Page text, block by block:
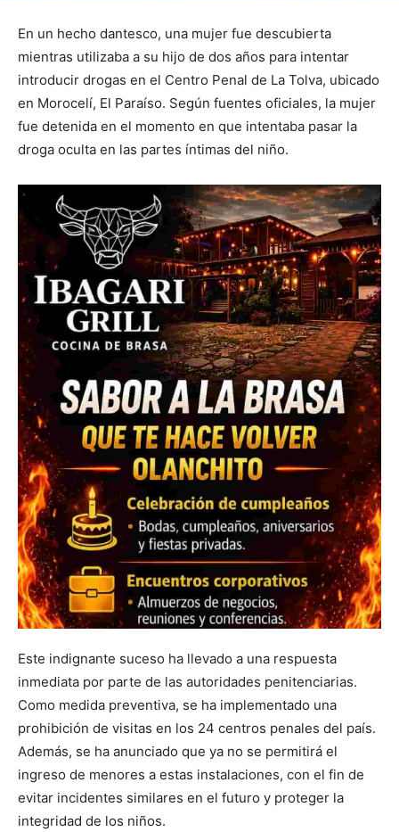
En un hecho dantesco, una mujer fue descubierta
mientras utilizaba a su hijo de dos años para intentar
introducir drogas en el Centro Penal de La Tolva, ubicado
en Morocelí, El Paraíso. Según fuentes oficiales, la mujer
fue detenida en el momento en que intentaba pasar la
droga oculta en las partes íntimas del niño.
Este indignante suceso ha llevado a una respuesta
inmediata por parte de las autoridades penitenciarias.
Como medida preventiva, se ha implementado una
prohibición de visitas en los 24 centros penales del país.
Además, se ha anunciado que ya no se permitirá el
ingreso de menores a estas instalaciones, con el fin de
evitar incidentes similares en el futuro y proteger la
integridad de los niños.